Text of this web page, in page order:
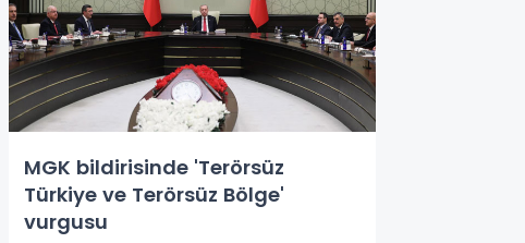
MGK bildirisinde 'Terörsüz
Türkiye ve Terörsüz Bölge'
vurgusu